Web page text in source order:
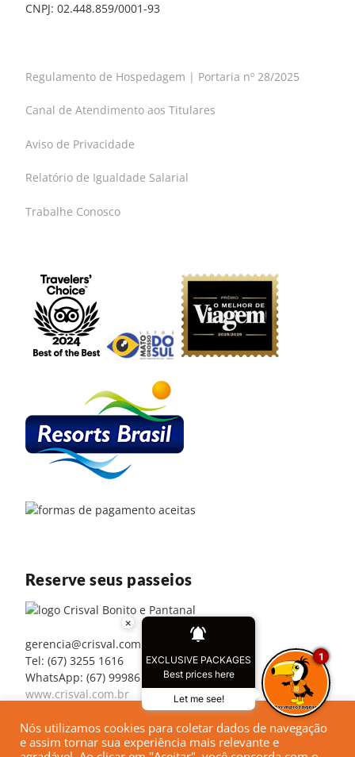
CNPJ: 02.448.859/0001-93
Regulamento de Hospedagem | Portaria nº 28/2025
Canal de Atendimento aos Titulares
Aviso de Privacidade
Relatório de Igualdade Salarial
Trabalhe Conosco
Reserve seus passeios
gerencia@crisval.com.br
Tel: (67) 3255 1616
WhatsApp: (67) 99986 3298
www.crisval.com.br
Nós utilizamos cookies para coletar dados de navegação
e assim tornar sua experiência mais relevante e
×
EXCLUSIVE PACKAGES
Best prices here
Let me see!
1